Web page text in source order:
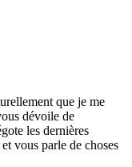
que je me
dévoile de
les dernières
vous parle de choses